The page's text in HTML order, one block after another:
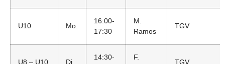
U10 Mo.
16:00-
17:30
M.
Ramos
TGV
U8 – U10 Di.
14:30-
F.
TGV